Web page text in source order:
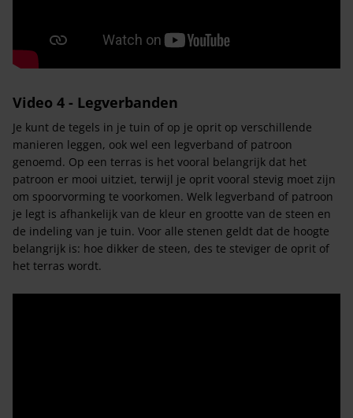
Video 4 - Legverbanden
Je kunt de tegels in je tuin of op je oprit op verschillende
manieren leggen, ook wel een legverband of patroon
genoemd. Op een terras is het vooral belangrijk dat het
patroon er mooi uitziet, terwijl je oprit vooral stevig moet zijn
om spoorvorming te voorkomen. Welk legverband of patroon
je legt is afhankelijk van de kleur en grootte van de steen en
de indeling van je tuin. Voor alle stenen geldt dat de hoogte
belangrijk is: hoe dikker de steen, des te steviger de oprit of
het terras wordt.